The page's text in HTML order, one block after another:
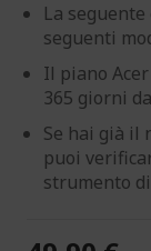
La
seguenti
Il piano
365 giorni
Se hai già il
puoi
strumento